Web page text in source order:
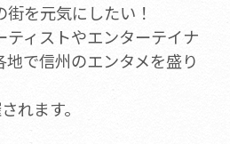
を元気にしたい！
ティストやエンターテイナ
で信州のエンタメを盛り
れます。